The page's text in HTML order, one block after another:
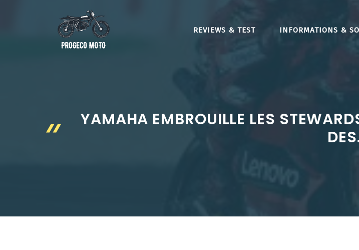
REVIEWS & TEST INFORMATIONS &
YAMAHA EMBROUILLE LES